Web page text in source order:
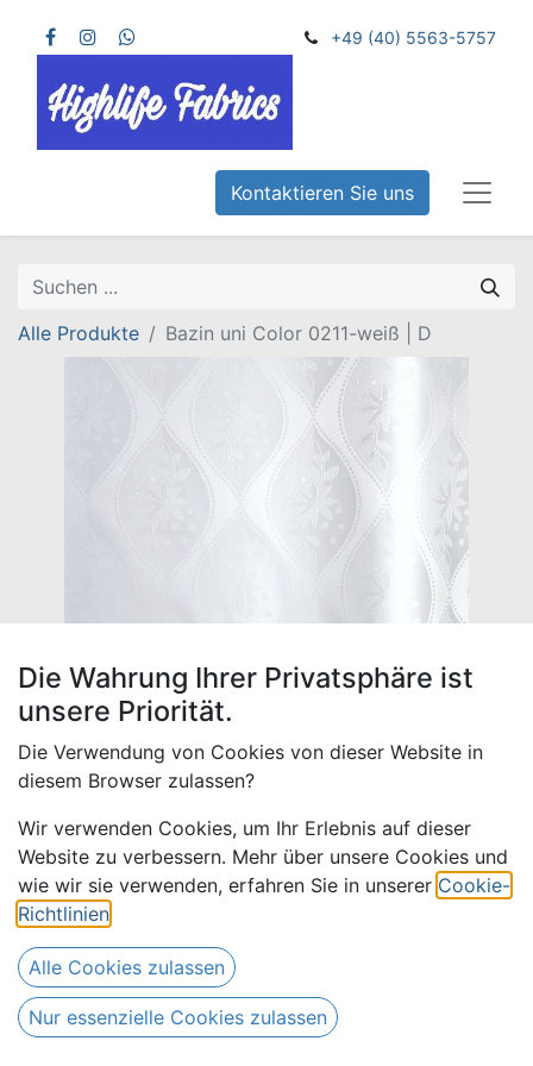
+49 (40) 5563-5757
Kontaktieren Sie uns
Alle Produkte Bazin uni Color 0211-weiß | D
Bazin uni Color 0211-weiß | D
17,00€
Nur 34 Meter auf Lager.
17,00€Meter)
Die Wahrung Ihrer Privatsphäre ist
unsere Priorität.
Die Verwendung von Cookies von dieser Website in
diesem Browser zulassen?
Wir verwenden Cookies, um Ihr Erlebnis auf dieser
Website zu verbessern. Mehr über unsere Cookies und
wie wir sie verwenden, erfahren Sie in unserer Cookie-
Richtlinien
Alle Cookies zulassen
Nur essenzielle Cookies zulassen